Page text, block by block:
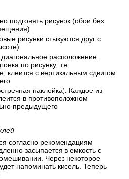
подгонять рисунок (обои без
рисунки стыкуются друг с
расположение.
по рисунку, т.е.
клеится с вертикальным сдвигом
наклейка). Каждое из
в противоположном
предыдущего
согласно рекомендациям
засыпается в емкость с
Через некоторое
напоминать кисель. Теперь